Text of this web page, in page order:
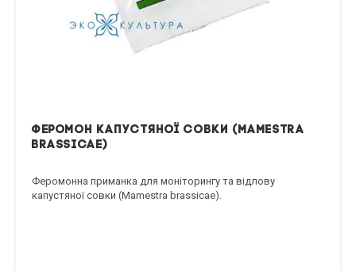
Феромон капустяної совки (Mamestra
brassicae)
Феромонна приманка для моніторингу та відлову
капустяної совки (Mamestra brassicae).